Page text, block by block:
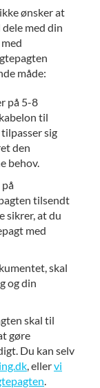
ønsker at
med din
måde:
på 5-8
til
sig
den
behov.
tilsendt
sikrer, at du
med
skal
og din
skal til
gøre
Du kan selv
, ellervi
.